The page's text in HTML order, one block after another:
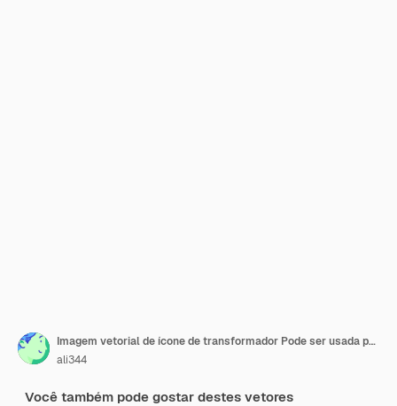
Imagem vetorial de ícone de transformador Pode ser usada para Circuitos Elétricos
ali344
Você também pode gostar destes vetores